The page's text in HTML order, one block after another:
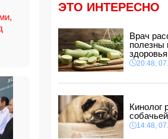
14:28, 07.08.2026
На Самира Шарифова
полномочия
14:14, 07.08.2026
должности посла
14:10, 07.08.2026
Моуринью в шоке после
перехода в "Реал"
ЭТО ИНТЕРЕСНО
Врач
полезны
здоровья
20:48,
Кинолог
14:48,